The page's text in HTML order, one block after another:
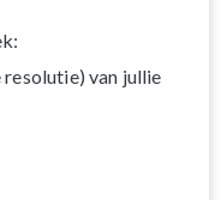
van jullie